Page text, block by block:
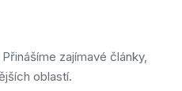
zajímavé články,
oblastí.